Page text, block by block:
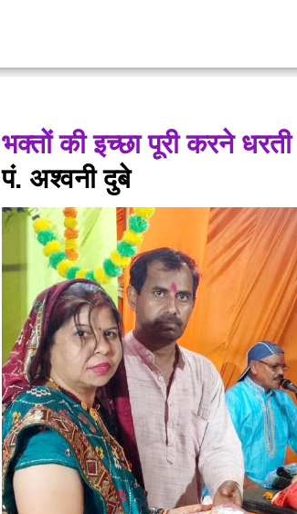
भक्तों की इच्छा पूरी करने धरती
पं. अश्वनी दुबे